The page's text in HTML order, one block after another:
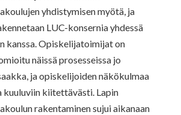
yhdistymisen myötä, ja
LUC-konsernia yhdessä
kanssa. Opiskelijatoimijat on
näissä prosesseissa jo
ja opiskelijoiden näkökulmaa
kuuluviin kiitettävästi. Lapin
rakentaminen sujui aikanaan